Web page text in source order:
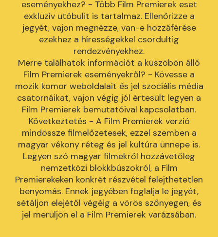
eseményekhez? - Több Film Premierek eset
exkluzív utóbulit is tartalmaz. Ellenőrizze a
jegyét, vajon megnézze, van-e hozzáférése
ezekhez a hírességekkel csordultig
rendezvényekhez.
Merre találhatok információt a küszöbön álló
Film Premierek eseményekről? - Kövesse a
mozik komor weboldalait és jel szociális média
csatornáikat, vajon végig jól értesült legyen a
Film Premierek bemutatóival kapcsolatban.
Következtetés - A Film Premierek verzió
mindössze filmelőzetesek, ezzel szemben a
magyar vékony réteg és jel kultúra ünnepe is.
Legyen szó magyar filmekről hozzávetőleg
nemzetközi blokkbúszokról, a Film
Premierekeken konkrét részvétel felejthetetlen
benyomás. Ennek jegyében foglalja le jegyét,
sétáljon elejétől végéig a vörös szőnyegen, és
jel merüljön el a Film Premierek varázsában.